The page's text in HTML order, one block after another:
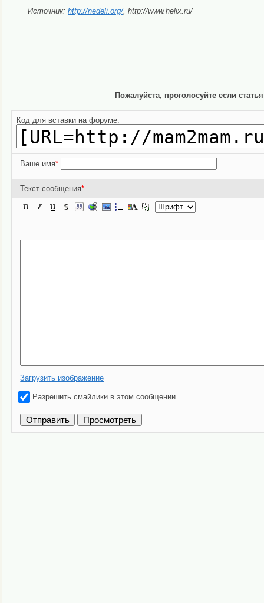
Источник: http://nedeli.org/, http://www.helix.ru/
Пожалуйста, проголосуйте если
Код для вставки на форуме:
Ваше имя*
Текст сообщения*
Загрузить изображение
Разрешить смайлики в этом сообщении